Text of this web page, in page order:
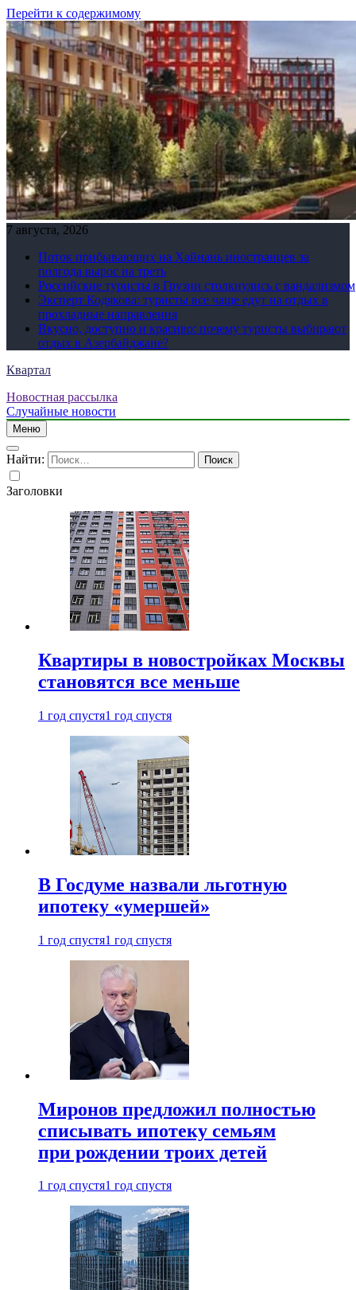
Перейти к содержимому
7 августа, 2026
Поток прибывающих на Хайнань иностранцев за
полгода вырос на треть
Российские туристы в Грузии столкнулись с вандализмом
Эксперт Кодякова: туристы все чаще едут на отдых в
прохладные направления
Вкусно, доступно и красиво: почему туристы выбирают
отдых в Азербайджане?
Квартал
Новостная рассылка
Случайные новости
Меню
Найти:
Заголовки
Квартиры в новостройках Москвы
становятся все меньше
1 год спустя1 год спустя
В Госдуме назвали льготную
ипотеку «умершей»
1 год спустя1 год спустя
Миронов предложил полностью
списывать ипотеку семьям
при рождении троих детей
1 год спустя1 год спустя